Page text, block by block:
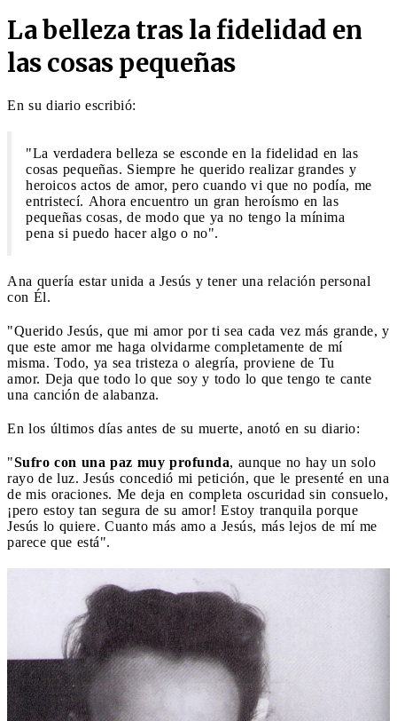
La belleza tras la fidelidad en
las cosas pequeñas
En su diario escribió:
"La verdadera belleza se esconde en la fidelidad en las
cosas pequeñas. Siempre he querido realizar grandes y
heroicos actos de amor, pero cuando vi que no podía, me
entristecí. Ahora encuentro un gran heroísmo en las
pequeñas cosas, de modo que ya no tengo la mínima
pena si puedo hacer algo o no".
Ana quería estar unida a Jesús y tener una relación personal
con Él.
"Querido Jesús, que mi amor por ti sea cada vez más grande, y
que este amor me haga olvidarme completamente de mí
misma. Todo, ya sea tristeza o alegría, proviene de Tu
amor. Deja que todo lo que soy y todo lo que tengo te cante
una canción de alabanza.
En los últimos días antes de su muerte, anotó en su diario:
"Sufro con una paz muy profunda, aunque no hay un solo
rayo de luz. Jesús concedió mi petición, que le presenté en una
de mis oraciones. Me deja en completa oscuridad sin consuelo,
¡pero estoy tan segura de su amor! Estoy tranquila porque
Jesús lo quiere. Cuanto más amo a Jesús, más lejos de mí me
parece que está".